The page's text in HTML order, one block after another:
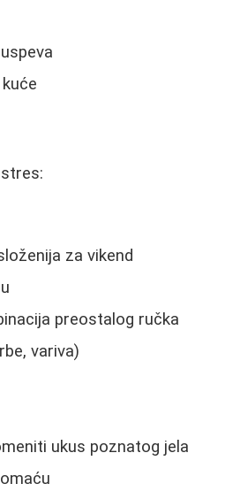
za vikend
preostalog ručka
variva)
ukus poznatog jela